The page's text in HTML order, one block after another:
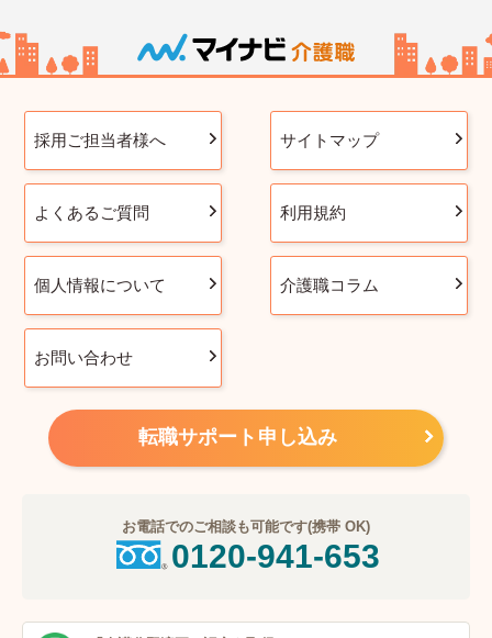
採用ご担当者様へ サイトマップ
よくあるご質問 利用規約
個人情報について 介護職コラム
お問い合わせ
転職サポート申し込み
お電話でのご相談も可能です(携帯 OK)
0120-941-653